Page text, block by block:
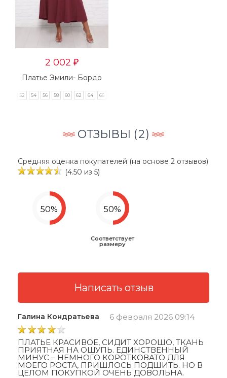
2 002 ₽
Платье Эмили- Бордо
52 54 56 58 60 62 64 66
ОТЗЫВЫ (2)
Средняя оценка покупателей (на основе 2 отзывов)
(4.50 из 5)
Соответствует
размеру
Галина Кондратьева 6 февраля 2026 09:14
ПЛАТЬЕ КРАСИВОЕ, СИДИТ ХОРОШО, ТКАНЬ
ПРИЯТНАЯ НА ОЩУПЬ. ЕДИНСТВЕННЫЙ
МИНУС – НЕМНОГО КОРОТКОВАТО ДЛЯ
МОЕГО РОСТА, ПРИШЛОСЬ ПОДШИТЬ. НО В
ЦЕЛОМ ПОКУПКОЙ ОЧЕНЬ ДОВОЛЬНА.